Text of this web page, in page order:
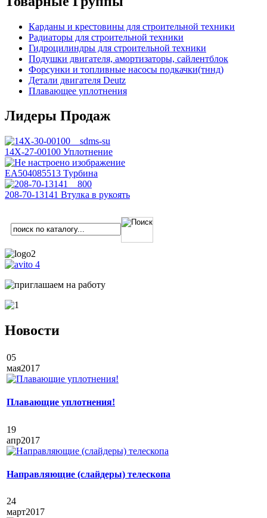
Карданы и крестовины для строительной техники
Радиаторы для строительной техники
Гидроцилиндры для строительной техники
Подушки двигателя, амортизаторы, сайлентблок
Форсунки и топливные насосы подкачки(тннд)
Детали двигателя Deutz
Плавающее уплотнения
Лидеры Продаж
14Х-27-00100 Уплотнение
EA504085513 Турбина
208-70-13141 Втулка в рукоять
Новости
05
мая2017
Плавающие уплотнения!
19
апр2017
Направляющие (слайдеры) телескопа
24
март2017